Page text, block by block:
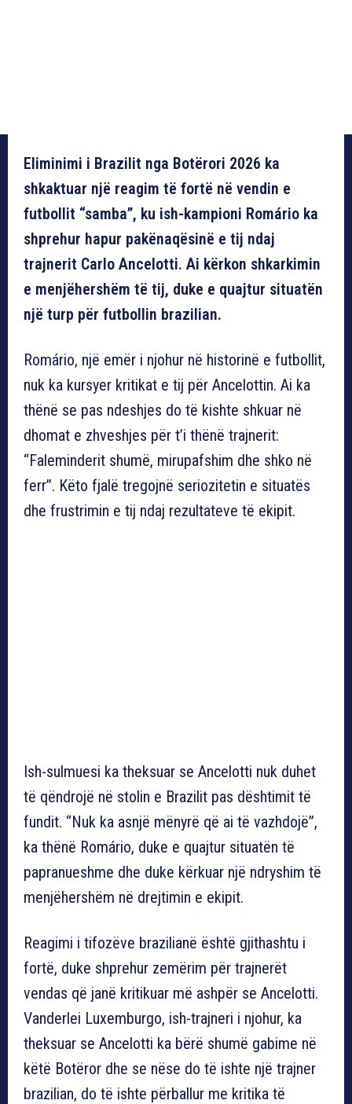
Eliminimi i Brazilit nga Botërori 2026 ka
shkaktuar një reagim të fortë në vendin e
futbollit “samba”, ku ish-kampioni Romário ka
shprehur hapur pakënaqësinë e tij ndaj
trajnerit Carlo Ancelotti. Ai kërkon shkarkimin
e menjëhershëm të tij, duke e quajtur situatën
një turp për futbollin brazilian.
Romário, një emër i njohur në historinë e futbollit,
nuk ka kursyer kritikat e tij për Ancelottin. Ai ka
thënë se pas ndeshjes do të kishte shkuar në
dhomat e zhveshjes për t’i thënë trajnerit:
“Faleminderit shumë, mirupafshim dhe shko në
ferr”. Këto fjalë tregojnë seriozitetin e situatës
dhe frustrimin e tij ndaj rezultateve të ekipit.
Ish-sulmuesi ka theksuar se Ancelotti nuk duhet
të qëndrojë në stolin e Brazilit pas dështimit të
fundit. “Nuk ka asnjë mënyrë që ai të vazhdojë”,
ka thënë Romário, duke e quajtur situatën të
papranueshme dhe duke kërkuar një ndryshim të
menjëhershëm në drejtimin e ekipit.
Reagimi i tifozëve brazilianë është gjithashtu i
fortë, duke shprehur zemërim për trajnerët
vendas që janë kritikuar më ashpër se Ancelotti.
Vanderlei Luxemburgo, ish-trajneri i njohur, ka
theksuar se Ancelotti ka bërë shumë gabime në
këtë Botëror dhe se nëse do të ishte një trajner
brazilian, do të ishte përballur me kritika të